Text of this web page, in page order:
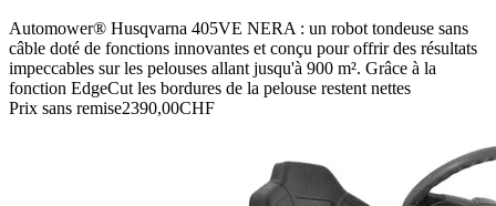
Automower® Husqvarna 405VE NERA : un robot tondeuse sans
câble doté de fonctions innovantes et conçu pour offrir des résultats
impeccables sur les pelouses allant jusqu'à 900 m². Grâce à la
fonction EdgeCut les bordures de la pelouse restent nettes
Prix sans remise2390,00CHF